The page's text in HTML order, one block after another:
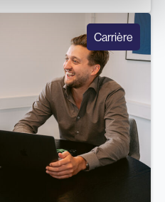
Carrière